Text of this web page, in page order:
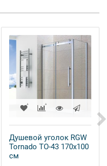
Душевой уголок RGW
Tornado TO-43 170x100
см